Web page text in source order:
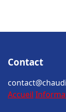
Contact
Accueil